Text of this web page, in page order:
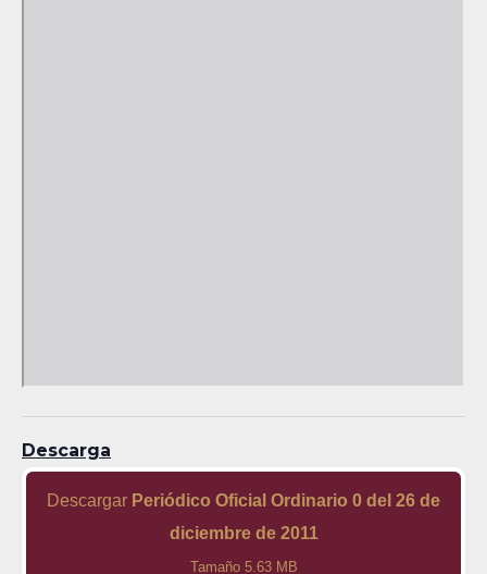
Descarga
Descargar Periódico Oficial Ordinario 0 del 26 de
diciembre de 2011
Tamaño 5.63 MB